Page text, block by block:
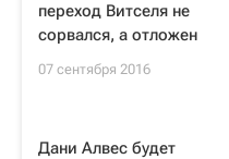
переход Витселя не
сорвался, а отложен
07 сентября 2016
Дани Алвес будет